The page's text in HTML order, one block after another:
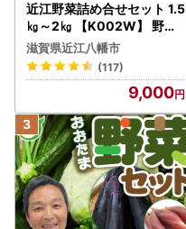
近江野菜詰め合せセット 1.5
㎏～2㎏ 【K002W】 野菜
旬 新鮮
滋賀県近江八幡市
(117)
9,000